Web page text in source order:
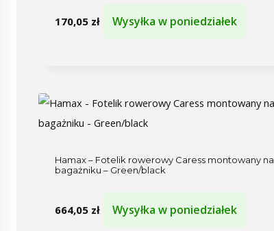
170,05 zł Wysyłka w poniedziałek
Hamax – Fotelik rowerowy Caress montowany na
bagażniku – Green/black
664,05 zł Wysyłka w poniedziałek